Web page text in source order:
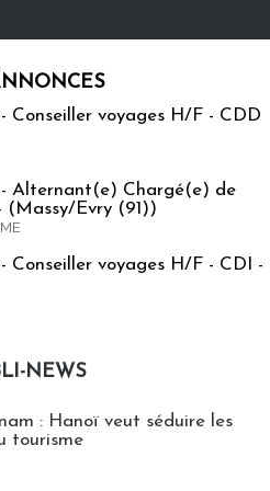
Conseiller voyages H/F - CDD
- Alternant(e) Chargé(e) de
(Massy/Evry (91))
Conseiller voyages H/F - CDI -
NEWS
: Hanoï veut séduire les
tourisme